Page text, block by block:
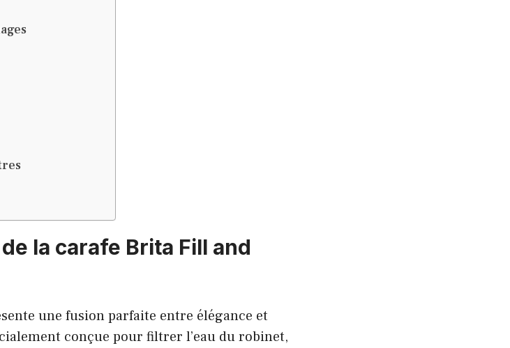
la carafe Brita Fill and
une fusion parfaite entre élégance et
conçue pour filtrer l’eau du robinet,